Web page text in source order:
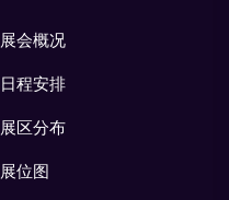
展会概况
日程安排
展区分布
展位图